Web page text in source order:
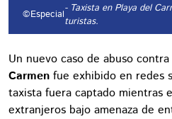
©Especial- Taxista en Playa del
turistas.
Un nuevo caso de abuso
Carmen fue exhibido en redes
taxista fuera captado mientras
extranjeros bajo amenaza de